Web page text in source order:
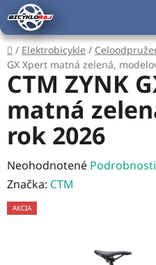
Prejsť
na
obsah
Domov
/ Elektrobicykle /
GX Xpert matná zelená,
CTM ZYNK
matná
rok 2026
Priemerné
hodnotenie
produktu
Neohodnotené
Značka: CTM
AKCIA